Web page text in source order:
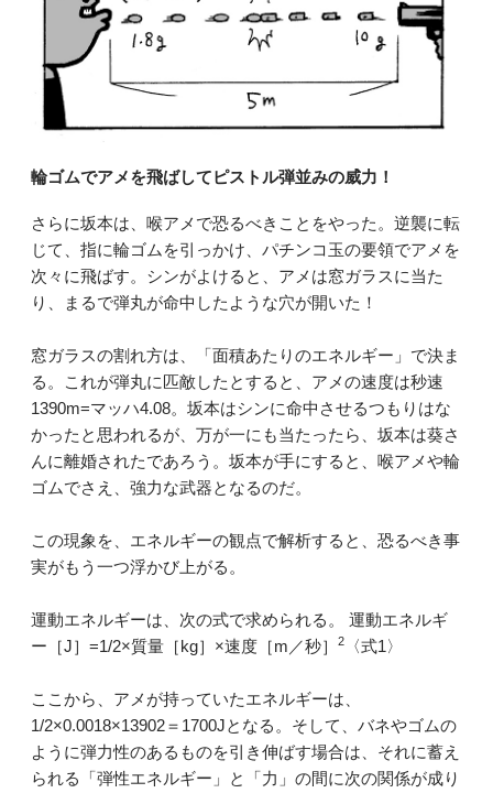
輪ゴムでアメを飛ばしてピストル弾並みの威力！
さらに坂本は、喉アメで恐るべきことをやった。逆襲に転
じて、指に輪ゴムを引っかけ、パチンコ玉の要領でアメを
次々に飛ばす。シンがよけると、アメは窓ガラスに当た
り、まるで弾丸が命中したような穴が開いた！
窓ガラスの割れ方は、「面積あたりのエネルギー」で決ま
る。これが弾丸に匹敵したとすると、アメの速度は秒速
1390m=マッハ4.08。坂本はシンに命中させるつもりはな
かったと思われるが、万が一にも当たったら、坂本は葵さ
んに離婚されたであろう。坂本が手にすると、喉アメや輪
ゴムでさえ、強力な武器となるのだ。
この現象を、エネルギーの観点で解析すると、恐るべき事
実がもう一つ浮かび上がる。
運動エネルギーは、次の式で求められる。 運動エネルギ
ー［J］=1/2×質量［kg］×速度［m／秒］
2 〈式1〉
ここから、アメが持っていたエネルギーは、
1/2×0.0018×13902＝1700Jとなる。そして、バネやゴムの
ように弾力性のあるものを引き伸ばす場合は、それに蓄え
られる「弾性エネルギー」と「力」の間に次の関係が成り